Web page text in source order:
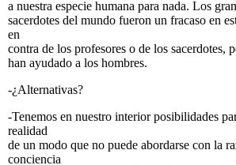
a nuestra especie humana para nada. Los
sacerdotes del mundo fueron un fracaso en
en
contra de los profesores o de los sacerdotes,
han ayudado a los hombres.
-¿Alternativas?
-Tenemos en nuestro interior posibilidades
realidad
de un modo que no puede abordarse con la
conciencia